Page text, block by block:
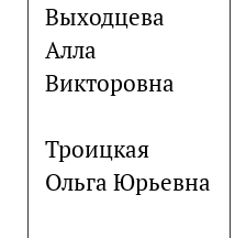
Выходцева
Алла
Викторовна
Троицкая
Ольга Юрьевна